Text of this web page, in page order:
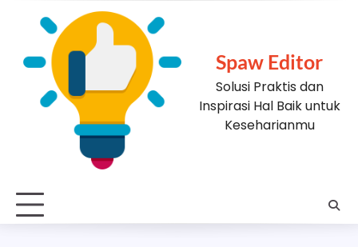
Spaw Editor
Solusi Praktis dan
Inspirasi Hal Baik untuk
Keseharianmu